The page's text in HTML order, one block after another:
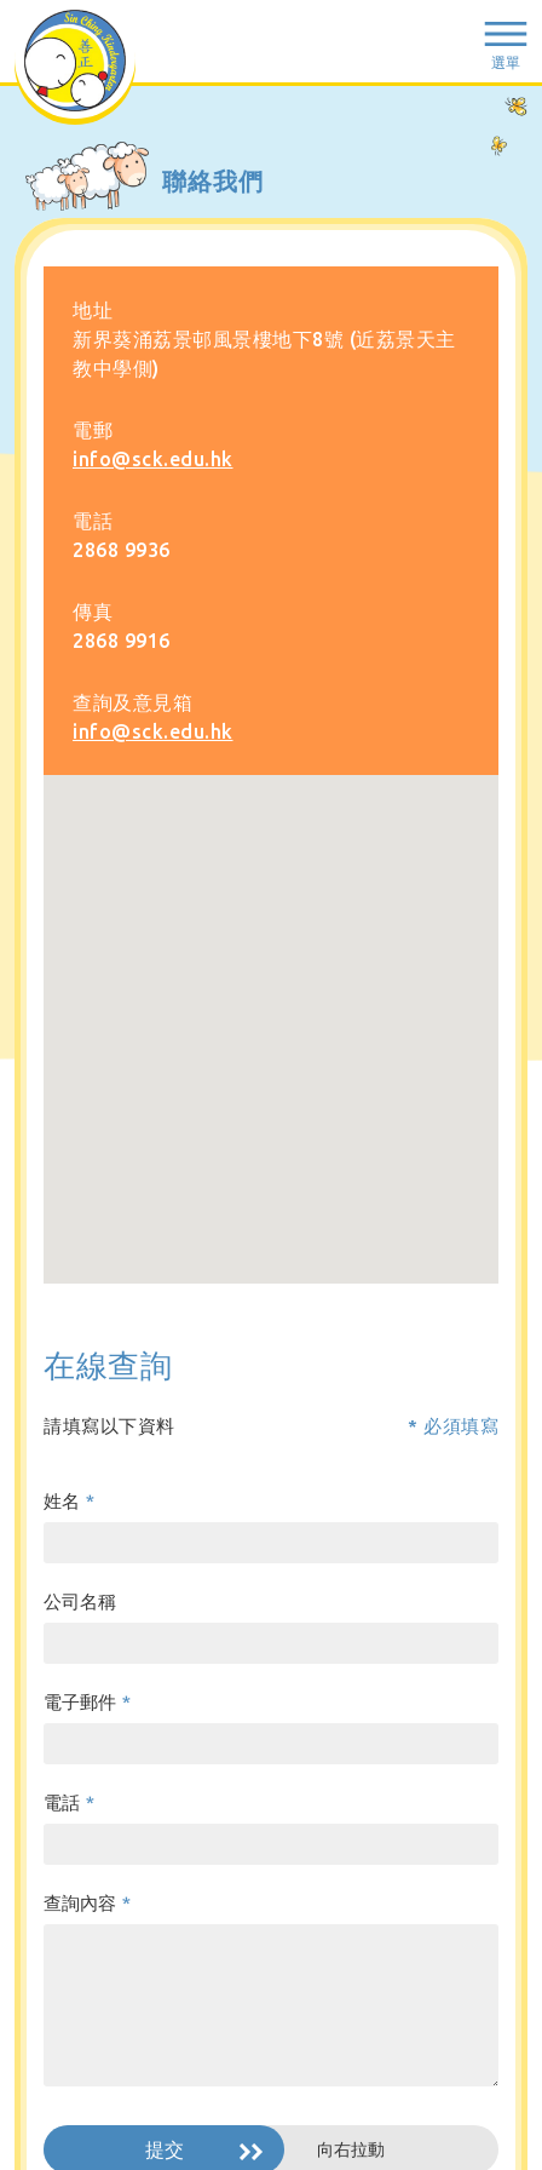
選單
聯絡我們
地址
新界葵涌荔景邨風景樓地下8號 (近荔景天主
教中學側)
電郵
info@sck.edu.hk
電話
2868 9936
傳真
2868 9916
查詢及意見箱
info@sck.edu.hk
在線查詢
請填寫以下資料 * 必須填寫
姓名 *
公司名稱
電子郵件 *
電話 *
查詢內容 *
提交 向右拉動